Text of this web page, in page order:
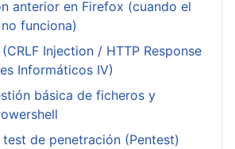
anterior en Firefox (cuando el
funciona)
Injection / HTTP Response
Informáticos IV)
básica de ficheros y
test de penetración (Pentest)